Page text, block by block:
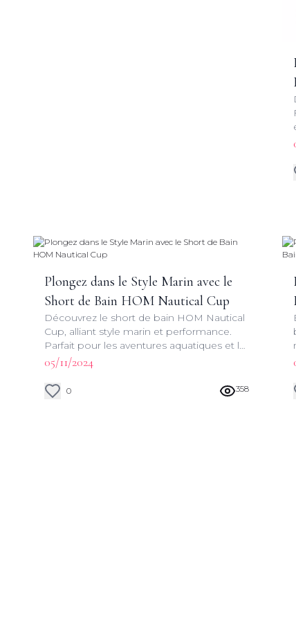
Plongez dans le Style Marin avec le
Short de Bain HOM Nautical Cup
Découvrez le short de bain HOM Nautical
Cup, alliant style marin et performance.
Parfait pour les aventures aquatiques et le
farniente sur la plage, ce maillot de bain
incarne l'esprit nautique avec brio.
05/11/2024
0 358